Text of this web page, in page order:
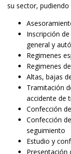
su sector,
Inscripción
general y
Regimenes
Regimenes
Altas, bajas
Tramitación
accidente de
Confección
Confección
seguimiento
Estudio y
Presentación